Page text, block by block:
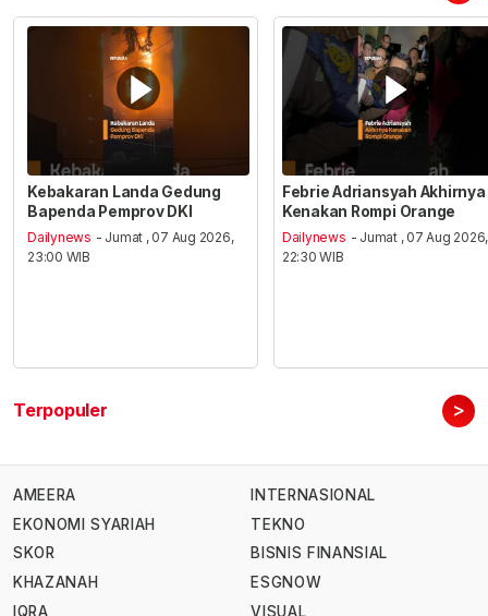
Kebakaran Landa Gedung
Bapenda Pemprov DKI
Dailynews - Jumat , 07 Aug 2026,
23:00 WIB
Febrie Adriansyah Akhirnya
Kenakan Rompi Orange
Dailynews - Jumat , 07 Aug 2026,
22:30 WIB
Terpopuler >
AMEERA
EKONOMI SYARIAH
SKOR
KHAZANAH
IQRA
INTERNASIONAL
TEKNO
BISNIS FINANSIAL
ESGNOW
VISUAL